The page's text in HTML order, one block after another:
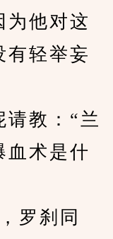
他对这
有轻举妄
教：“兰
血术是什
罗刹同